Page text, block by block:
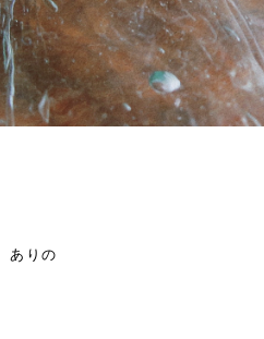
ありの